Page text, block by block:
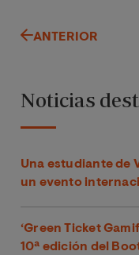
ANTERIOR
Noticias
Una estudiante de
un evento
‘Green Ticket
10ª edición del